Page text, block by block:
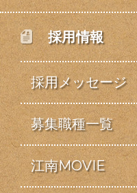
採用情報
採用メッセージ
募集職種一覧
江南MOVIE